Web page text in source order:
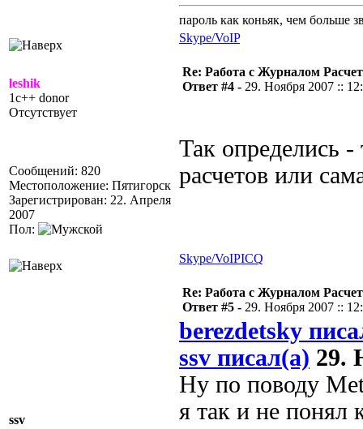
пароль как коньяк, чем больше
Skype/VoIP
leshik
1c++ donor
Отсутствует
Сообщений: 820
Местоположение: Пятигорск
Зарегистрирован: 22. Апреля
2007
Пол:
Re: Работа с Журналом
Ответ #4 - 29. Ноября 2007 ::
Так определись
расчетов или
Skype/VoIPICQ
ssv
Re: Работа с Журналом
Ответ #5 - 29. Ноября 2007 ::
berezdetsky
ssv писал(а) 29.
Ну по поводу
я так и не понял